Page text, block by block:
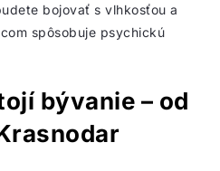
bojovať s vlhkosťou a
spôsobuje psychickú
bývanie – od